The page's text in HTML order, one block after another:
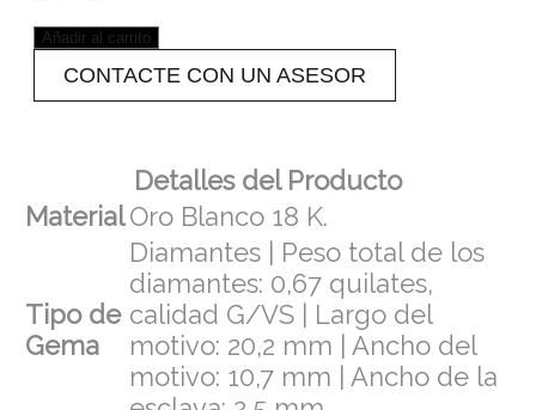
Añadir al carrito
CONTACTE CON UN ASESOR
Detalles del Producto
MaterialOro Blanco 18 K.
Tipo de
Gema
Diamantes | Peso total de los
diamantes: 0,67 quilates,
calidad G/VS | Largo del
motivo: 20,2 mm | Ancho del
motivo: 10,7 mm | Ancho de la